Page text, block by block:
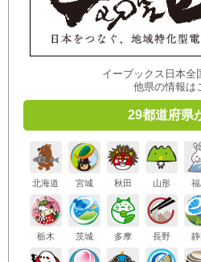
イーブックス日本全
他県の情報は
29都道府県
北海道 宮城 秋田 山形
栃木 茨城 多摩 長野